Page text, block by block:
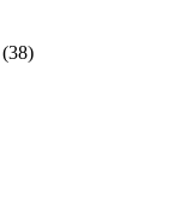
(38)